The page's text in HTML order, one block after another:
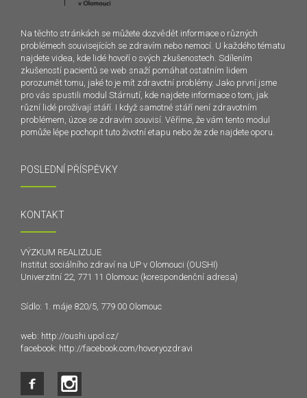
Na těchto stránkách se můžete dozvědět informace o různých
problémech souvisejících se zdravím nebo nemocí. U každého tématu
najdete videa, kde lidé hovoří o svých zkušenostech. Sdílením
zkušeností pacientů se web snaží pomáhat ostatním lidem
porozumět tomu, jaké to je mít zdravotní problémy. Jako první jsme
pro vás spustili modul Stárnutí, kde najdete informace o tom, jak
různí lidé prožívají stáří. I když samotné stáří není zdravotním
problémem, úzce se zdravím souvisí. Věříme, že vám tento modul
pomůže lépe pochopit tuto životní etapu nebo že zde najdete oporu.
POSLEDNÍ PŘÍSPĚVKY
KONTAKT
VÝZKUM REALIZUJE
Institut sociálního zdraví na UP v Olomouci (OUSHI)
Univerzitní 22, 771 11 Olomouc (korespondenční adresa)
Sídlo: 1. máje 820/5, 779 00 Olomouc
web: http://oushi.upol.cz/
facebook: http://facebook.com/hovoryozdravi